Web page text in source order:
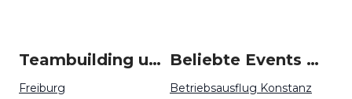
Teambuilding um Konstanz
Freiburg
Beliebte Events in Konstanz
Betriebsausflug Konstanz